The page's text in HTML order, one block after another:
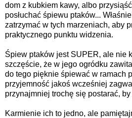
dom z kubkiem kawy, albo
posłuchać śpiewu ptaków...
zatrzymać w tych marzeniach, aby
praktycznego punktu widzenia.
Śpiew ptaków jest SUPER, ale nie
szczęście, że w jego ogródku
do tego pięknie śpiewać w ramach
przyjemność jakoś wcześniej
przynajmniej trochę się postarać,
Karmienie ich to jedno, ale